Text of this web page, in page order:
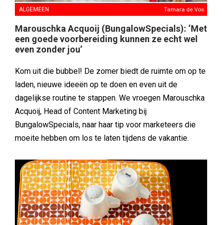
ALGEMEEN Tamara de Vos
Marouschka Acquoij (BungalowSpecials): ‘Met
een goede voorbereiding kunnen ze echt wel
even zonder jou’
Kom uit die bubbel! De zomer biedt de ruimte om op te
laden, nieuwe ideeën op te doen en even uit de
dagelijkse routine te stappen. We vroegen Marouschka
Acquoij, Head of Content Marketing bij
BungalowSpecials, naar haar tip voor marketeers die
moeite hebben om los te laten tijdens de vakantie.